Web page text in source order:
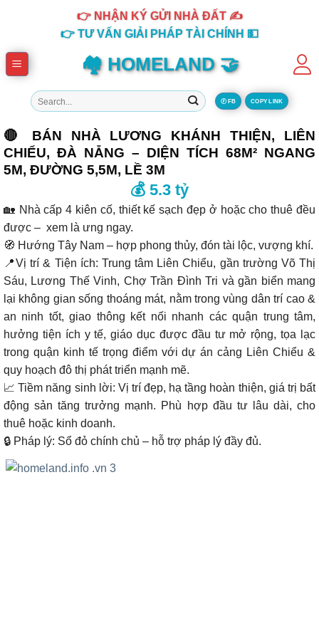
👉 NHẬN KÝ GỬI NHÀ ĐẤT ✍️
👉 TƯ VẤN GIẢI PHÁP TÀI CHÍNH 💵
🏘️ HOMELAND 🤝
Tìm
kiếm:
Ⓕ FB COPY LINK
🔴 BÁN NHÀ LƯƠNG KHÁNH THIỆN, LIÊN
CHIỂU, ĐÀ NẴNG – DIỆN TÍCH 68M² NGANG
5M, ĐƯỜNG 5,5M, LỀ 3M
💰 5.3 tỷ
🏡 Nhà cấp 4 kiên cố, thiết kế sạch đẹp ở hoặc cho thuê đều
được – xem là ưng ngay.
🧭 Hướng Tây Nam – hợp phong thủy, đón tài lộc, vượng khí.
📍Vị trí & Tiện ích: Trung tâm Liên Chiểu, gần trường Võ Thị
Sáu, Lương Thế Vinh, Chợ Trần Đình Tri và gần biển mang
lại không gian sống thoáng mát, nằm trong vùng dân trí cao &
an ninh tốt, giao thông kết nối nhanh các quận trung tâm,
hưởng tiện ích y tế, giáo dục được đầu tư mở rộng, tọa lạc
trong quận kinh tế trọng điểm với dự án cảng Liên Chiểu &
quy hoạch đô thị phát triển mạnh mẽ.
📈 Tiềm năng sinh lời: Vị trí đẹp, hạ tầng hoàn thiện, giá trị bất
động sản tăng trưởng mạnh. Phù hợp đầu tư lâu dài, cho
thuê hoặc kinh doanh.
🔒 Pháp lý: Sổ đỏ chính chủ – hỗ trợ pháp lý đầy đủ.